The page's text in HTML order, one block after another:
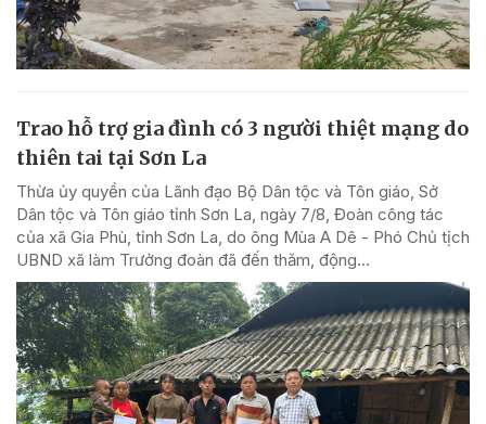
Trao hỗ trợ gia đình có 3 người thiệt mạng do
thiên tai tại Sơn La
Thừa ủy quyền của Lãnh đạo Bộ Dân tộc và Tôn giáo, Sở
Dân tộc và Tôn giáo tỉnh Sơn La, ngày 7/8, Đoàn công tác
của xã Gia Phù, tỉnh Sơn La, do ông Mùa A Dê - Phó Chủ tịch
UBND xã làm Trưởng đoàn đã đến thăm, động...